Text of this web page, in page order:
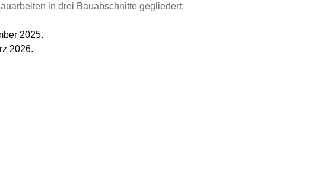
in drei Bauabschnitte gegliedert:
2025.
2026.